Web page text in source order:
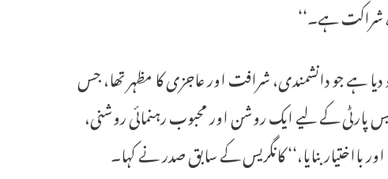
شراکت ہے۔‘‘
ہے جو دانشمندی، شرافت اور عاجزی کا مظہر تھا، جس
کے لیے ایک روشن اور محبوب رہنمائی روشنی،
بااختیار بنایا،‘‘ کانگریس کے سابق صدر نے کہا۔